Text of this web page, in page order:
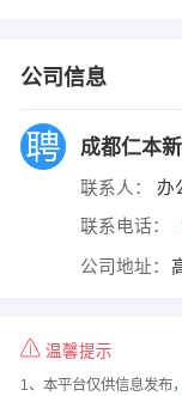
公司信息
成都仁本
联系人： 办
联系电话：
公司地址：
温馨提示
1、本平台仅供信息发布